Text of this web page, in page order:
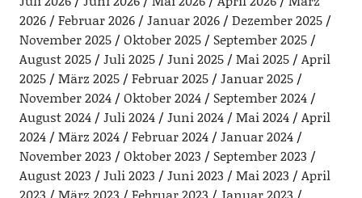
2026
Februar 2026 Januar 2026
Dezember 2025
November 2025
Oktober 2025
September 2025
August 2025
Juli 2025 Juni 2025 Mai 2025
April
2025
März 2025 Februar 2025
Januar 2025
November 2024
Oktober 2024
September 2024
August 2024
Juli 2024 Juni 2024 Mai 2024
April
2024
März 2024 Februar 2024
Januar 2024
November 2023
Oktober 2023
September 2023
August 2023
Juli 2023 Juni 2023 Mai 2023
April